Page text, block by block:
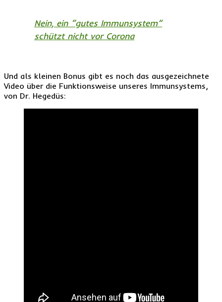
Nein, ein “gutes Immunsystem”
schützt nicht vor Corona
Und als kleinen Bonus gibt es noch das ausgezeichnete
Video über die Funktionsweise unseres Immunsystems,
von Dr. Hegedüs: